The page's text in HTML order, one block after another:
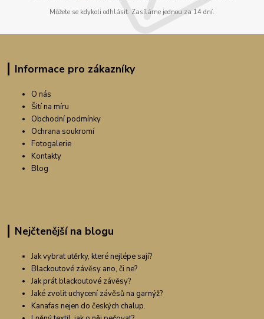
Můžete se kdykoli odhlásit. Zasíláme jednou za 14 dní.
Informace pro zákazníky
O nás
Šití na míru
Obchodní podmínky
Ochrana soukromí
Fotogalerie
Kontakty
Blog
Nejčtenější na blogu
Jak vybrat utěrky, které nejlépe sají?
Blackoutové závěsy ano, či ne?
Jak prát blackoutové závěsy?
Jaké zvolit uchycení závěsů na garnýž?
Kanafas nejen do českých chalup.